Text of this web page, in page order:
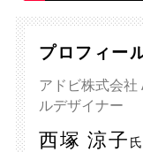
プロフィー
アドビ株式会社
ルデザイナー
西塚 涼子 氏